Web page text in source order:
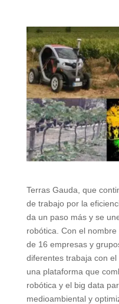
Terras Gauda, que
de trabajo por la
da un paso más y se
robótica. Con el
de 16 empresas y
diferentes trabaja con
una plataforma que
robótica y el big data
medioambiental y